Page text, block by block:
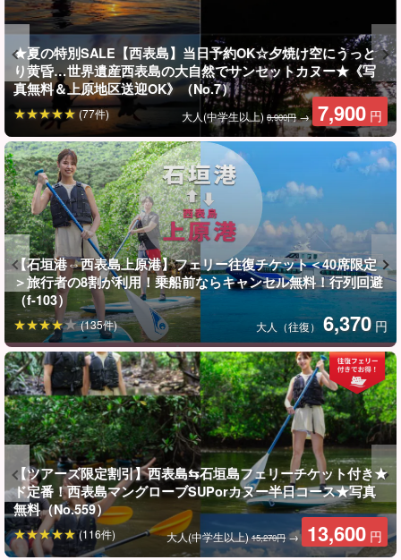
今話題のSUP体験を西表島で！
「日本最後の秘境」といわれる西表島の大自然をおしゃれに楽し
めるのが今大人気のSUP（サップ）。
初心者の方でもガイドが完全サポート致しますので安心してご参
加頂けます！
西表島に到着したその日やツアー後にまだまだ遊び足りない方も
サンセットSUPツアーが出来るのがうれしいポイント！
西表島にご宿泊の方は、ツアー終了後にご滞在のホテル（上原地
★夏の特別SALE【西表島】当日予約OK☆夕焼け空にうっと
り黄昏…世界遺産西表島の大自然でサンセットカヌー★《写
真無料＆上原地区送迎OK》（No.7）
大人(中学生以上) 8,900円→ 7,900 円
(77件)
【石垣港⇔西表島上原港】フェリー往復チケット＜40席限定
＞旅行者の8割が利用！乗船前ならキャンセル無料！行列回避
（f-103）
大人（往復） 6,370 円
(135件)
【ツアーズ限定割引】西表島⇆石垣島フェリーチケット付き★
ド定番！西表島マングローブSUPorカヌー半日コース★写真
無料（No.559）
大人(中学生以上)15,270円→ 13,600 円
(116件)